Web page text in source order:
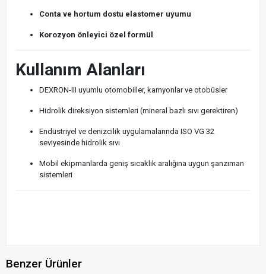
Conta ve hortum dostu elastomer uyumu
Korozyon önleyici özel formül
Kullanım Alanları
DEXRON-III uyumlu otomobiller, kamyonlar ve otobüsler
Hidrolik direksiyon sistemleri (mineral bazlı sıvı gerektiren)
Endüstriyel ve denizcilik uygulamalarında ISO VG 32
seviyesinde hidrolik sıvı
Mobil ekipmanlarda geniş sıcaklık aralığına uygun şanzıman
sistemleri
Benzer Ürünler